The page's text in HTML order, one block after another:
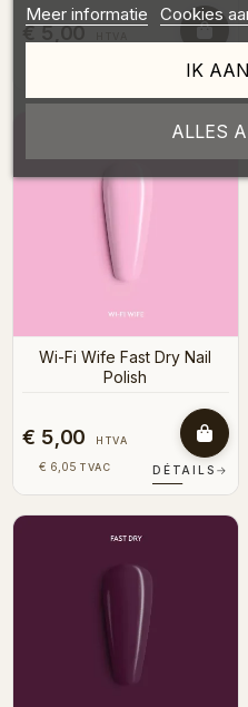
€ 5,00
DÉTAILS→
Wi-Fi Wife Fast Dry Nail
Polish
€ 5,00 HTVA
€ 6,05 TVAC DÉTAILS →
Meer informatie Cookies
ALLES
IK